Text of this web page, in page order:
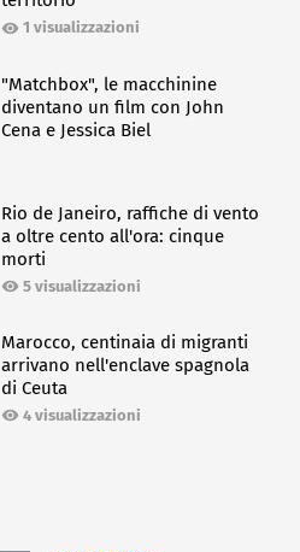
1 visualizzazioni
"Matchbox", le macchinine
diventano un film con John
Cena e Jessica Biel
Rio de Janeiro, raffiche di vento
a oltre cento all'ora: cinque
morti
5 visualizzazioni
Marocco, centinaia di migranti
arrivano nell'enclave spagnola
di Ceuta
4 visualizzazioni